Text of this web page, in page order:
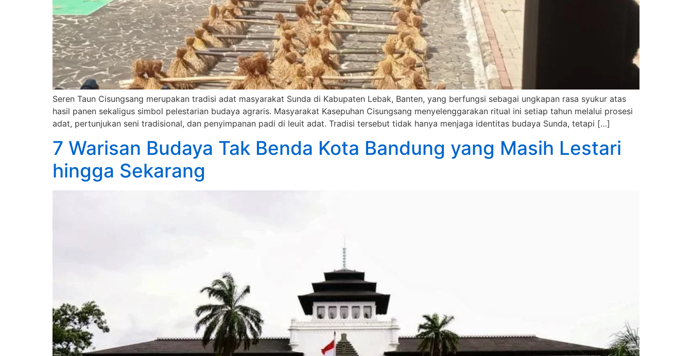
Seren Taun Cisungsang merupakan tradisi adat masyarakat Sunda di Kabupaten Lebak, Banten, yang berfungsi sebagai ungkapan rasa syukur atas
hasil panen sekaligus simbol pelestarian budaya agraris. Masyarakat Kasepuhan Cisungsang menyelenggarakan ritual ini setiap tahun melalui prosesi
adat, pertunjukan seni tradisional, dan penyimpanan padi di leuit adat. Tradisi tersebut tidak hanya menjaga identitas budaya Sunda, tetapi […]
7 Warisan Budaya Tak Benda Kota Bandung yang Masih Lestari
hingga Sekarang